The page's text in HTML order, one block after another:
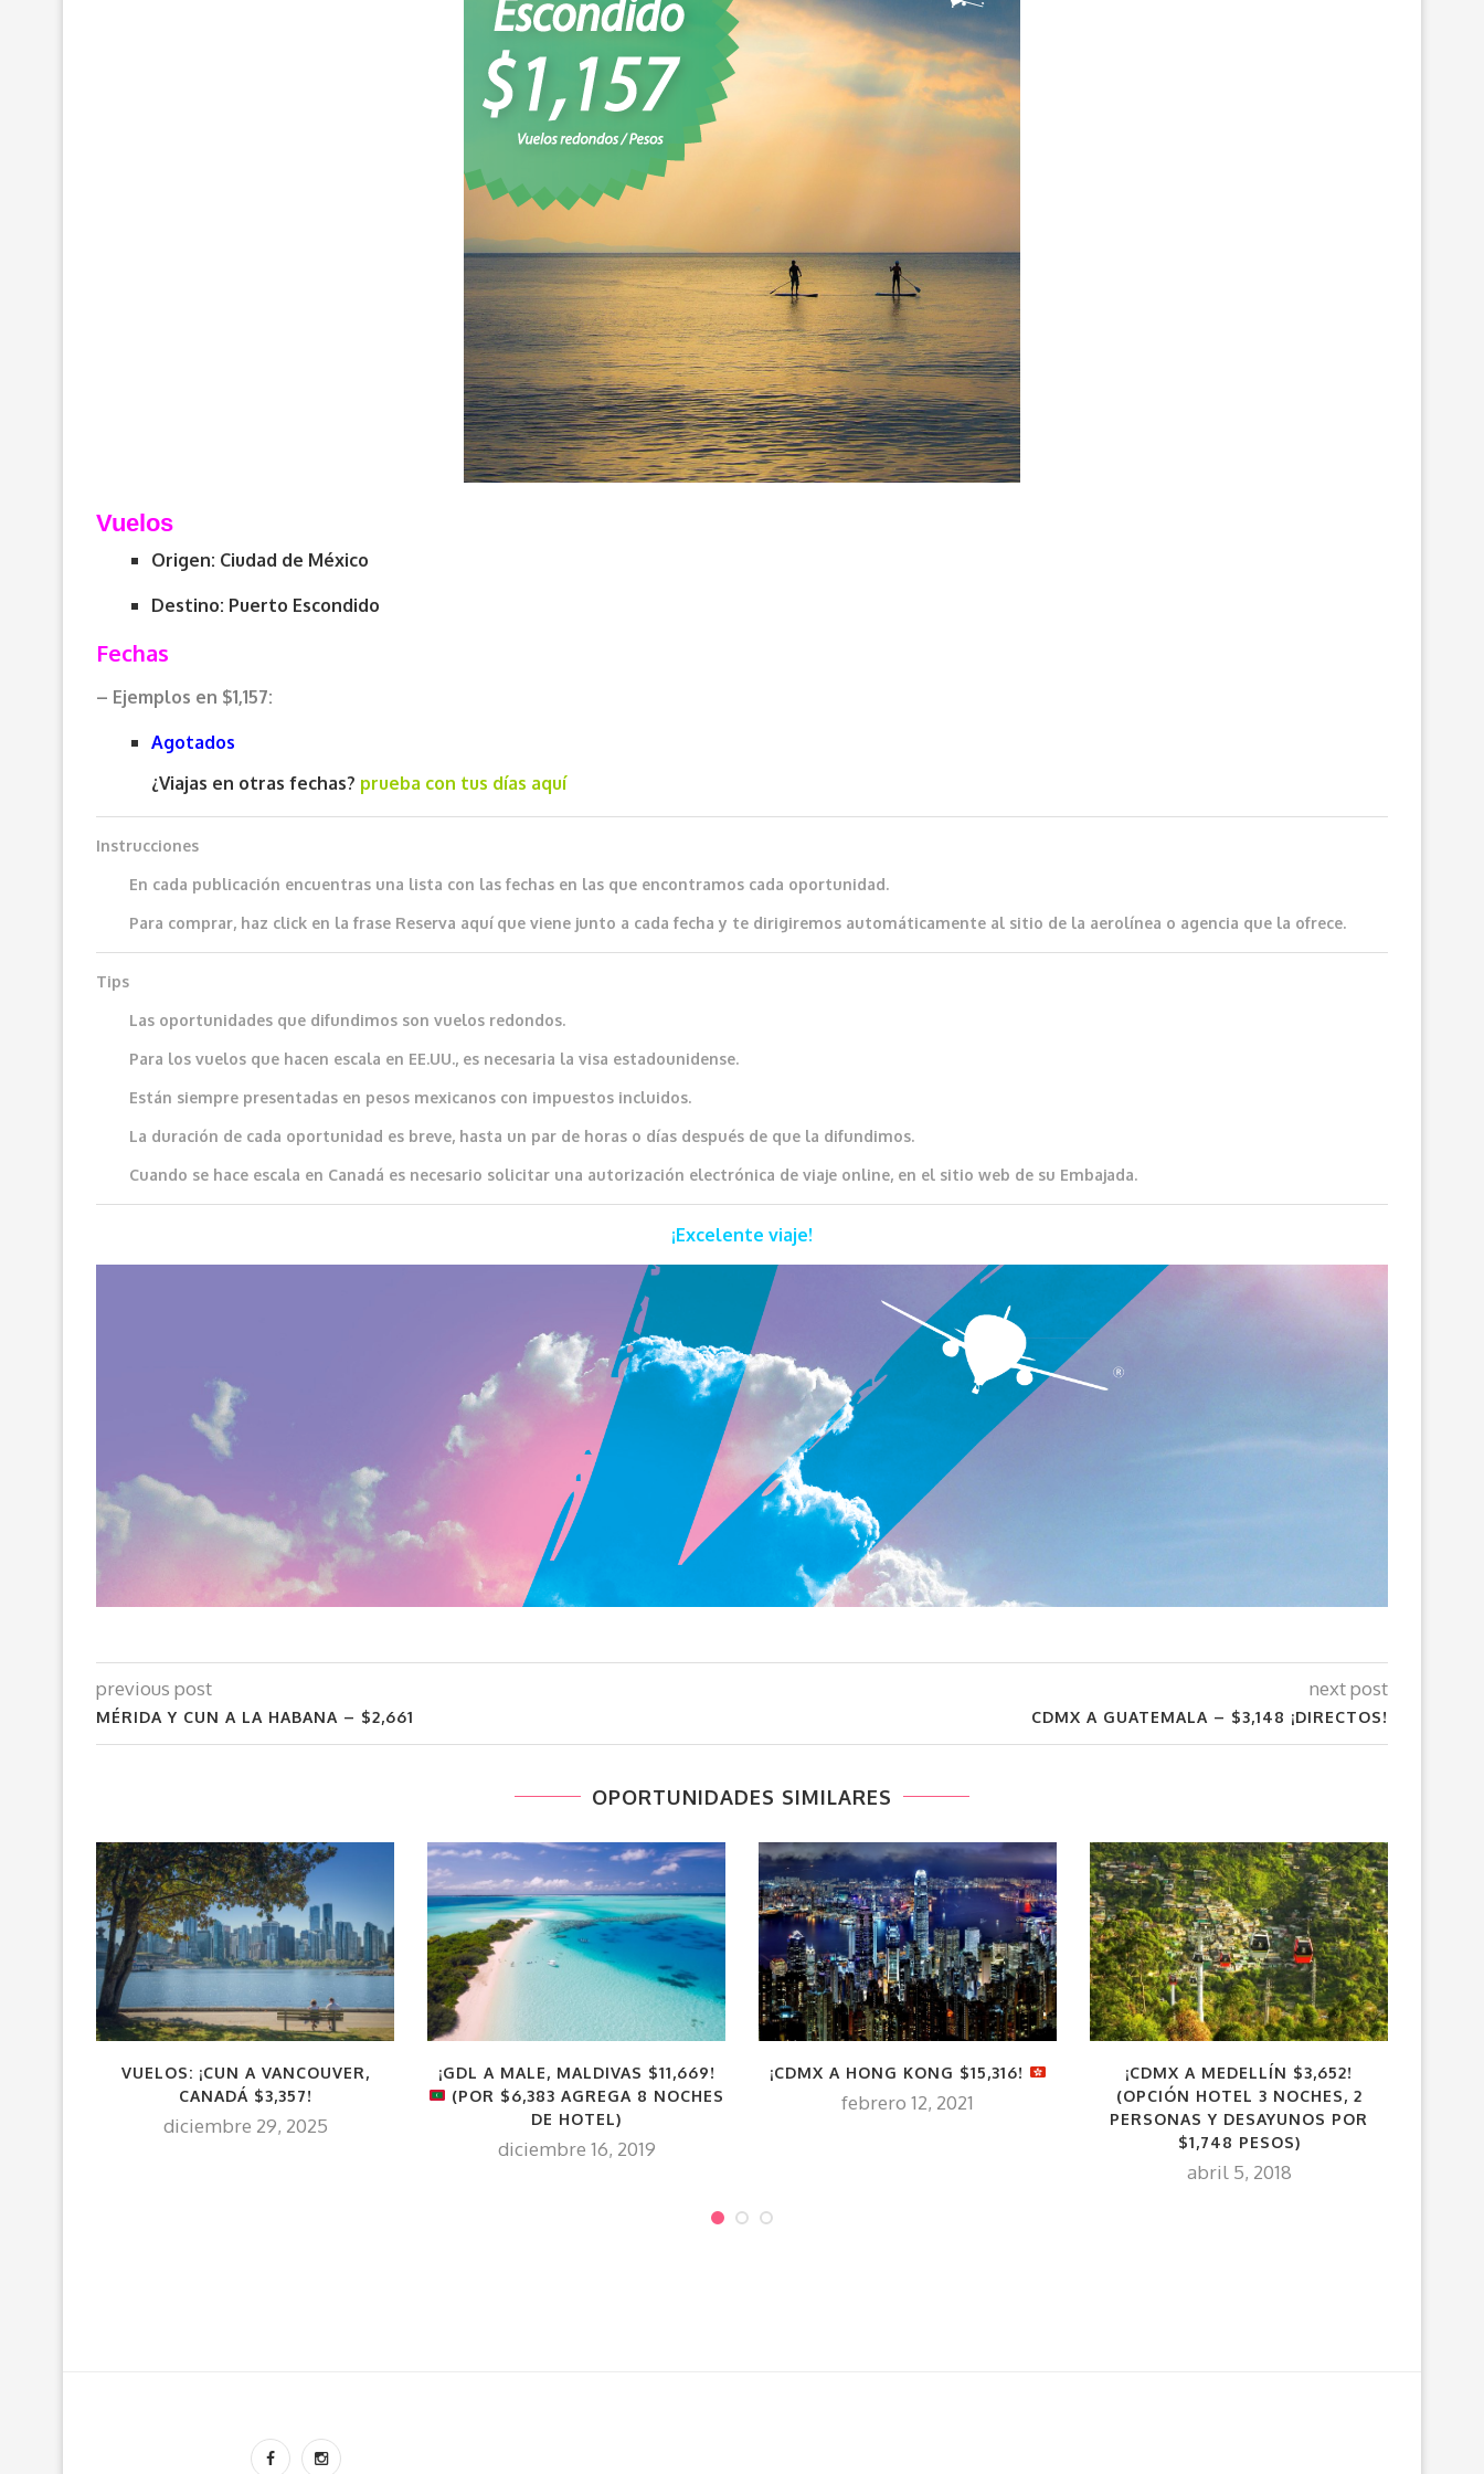
Vuelos
Origen: Ciudad de México
Destino: Puerto Escondido
Fechas
– Ejemplos en $1,157:
Agotados
¿Viajas en otras fechas? prueba con tus días aquí
Instrucciones
En cada publicación encuentras una lista con las fechas en las que encontramos cada oportunidad.
Para comprar, haz click en la frase Reserva aquí que viene junto a cada fecha y te dirigiremos automáticamente al sitio de la aerolínea o agencia que la ofrece.
Tips
Las oportunidades que difundimos son vuelos redondos.
Para los vuelos que hacen escala en EE.UU., es necesaria la visa estadounidense.
Están siempre presentadas en pesos mexicanos con impuestos incluidos.
La duración de cada oportunidad es breve, hasta un par de horas o días después de que la difundimos.
Cuando se hace escala en Canadá es necesario solicitar una autorización electrónica de viaje online, en el sitio web de su Embajada.
¡Excelente viaje!
previous post
MÉRIDA Y CUN A LA HABANA – $2,661
next post
CDMX A GUATEMALA – $3,148 ¡DIRECTOS!
OPORTUNIDADES SIMILARES
VUELOS: ¡CUN A VANCOUVER,
CANADÁ $3,357!
diciembre 29, 2025
¡GDL A MALE, MALDIVAS $11,669!
(POR $6,383 AGREGA 8 NOCHES
DE HOTEL)
diciembre 16, 2019
¡CDMX A HONG KONG $15,316!
febrero 12, 2021
¡CDMX A MEDELLÍN $3,652!
(OPCIÓN HOTEL 3 NOCHES, 2
PERSONAS Y DESAYUNOS POR
$1,748 PESOS)
abril 5, 2018